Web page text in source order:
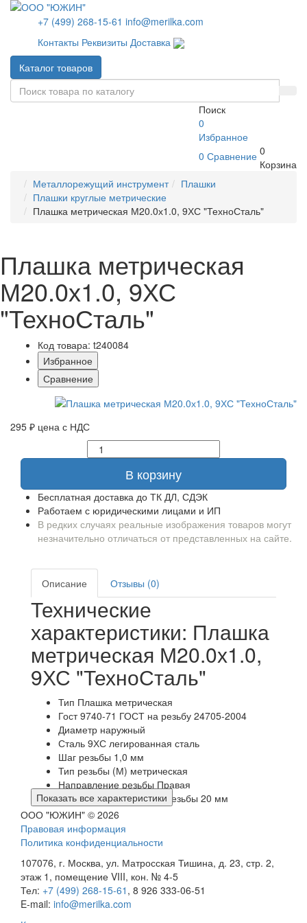
+7 (499) 268-15-61 info@merilka.com
Контакты Реквизиты Доставка
Каталог товаров
Поиск
0
Избранное
0 Сравнение 0
Корзина
Металлорежущий инструмент
Плашки
Плашки круглые метрические
Плашка метрическая М20.0х1.0, 9ХС "ТехноСталь"
Плашка метрическая
М20.0х1.0, 9ХС
"ТехноСталь"
Код товара: t240084
Избранное
Сравнение
295 ₽ цена с НДС
В корзину
Бесплатная доставка до ТК ДЛ, СДЭК
Работаем с юридическими лицами и ИП
В редких случаях реальные изображения товаров могут
незначительно отличаться от представленных на сайте.
Описание Отзывы (0)
Технические
характеристики: Плашка
метрическая М20.0х1.0,
9ХС "ТехноСталь"
Тип Плашка метрическая
Гост 9740-71 ГОСТ на резьбу 24705-2004
Диаметр наружный
Сталь 9ХС легированная сталь
Шаг резьбы 1,0 мм
Тип резьбы (М) метрическая
Направление резьбы Правая
Номинальный диаметр резьбы 20 мм
Показать все характеристики
ООО "ЮЖИН" © 2026
Правовая информация
Политика конфиденциальности
107076, г. Москва, ул. Матросская Тишина, д. 23, стр. 2,
этаж 1, помещение VIII, кон. № 4-5
Тел: +7 (499) 268-15-61 , 8 926 333-06-51
E-mail: info@merilka.com